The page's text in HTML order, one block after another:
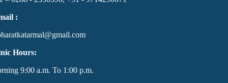
:
Hours:
9:00 a.m. To 1:00 p.m.